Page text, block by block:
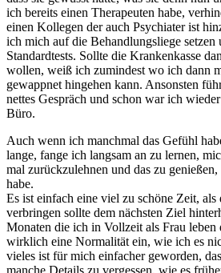
ich bereits einen Therapeuten habe,
einen Kollegen der auch Psychiater ist
ich mich auf die Behandlungsliege setzen
Standardtests. Sollte die Krankenkasse
wollen, weiß ich zumindest wo ich dann
gewappnet hingehen kann. Ansonsten
nettes Gespräch und schon war ich
Büro.
Auch wenn ich manchmal das Gefühl
lange, fange ich langsam an zu lernen,
mal zurückzulehnen und das zu
habe.
Es ist einfach eine viel zu schöne Zeit, als
verbringen sollte dem nächsten Ziel
Monaten die ich in Vollzeit als Frau leben
wirklich eine Normalität ein, wie ich es
vieles ist für mich einfacher geworden,
manche Details zu vergessen, wie es